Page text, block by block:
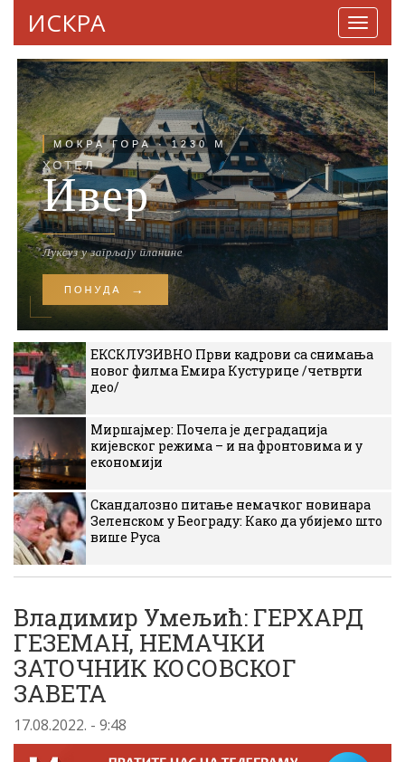
ИСКРА
ЕКСКЛУЗИВНО Први кадрови са снимања
новог филма Емира Кустурице /четврти
део/
Миршајмер: Почела је деградација
кијевског режима – и на фронтовима и у
економији
Скандалозно питање немачког новинара
Зеленском у Београду: Како да убијемо што
више Руса
Владимир Умељић: ГЕРХАРД
ГЕЗЕМАН, НЕМАЧКИ
ЗАТОЧНИК КОСОВСКОГ
ЗАВЕТА
17.08.2022. - 9:48